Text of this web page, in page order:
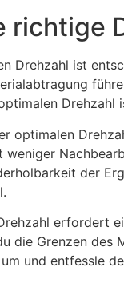
richtige
Drehzahl ist
optimalen
weniger
der
erfordert
die Grenzen des
und entfessle